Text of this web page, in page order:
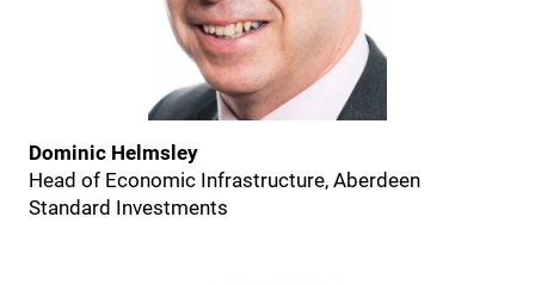
Dominic Helmsley
Head of Economic Infrastructure, Aberdeen
Standard Investments